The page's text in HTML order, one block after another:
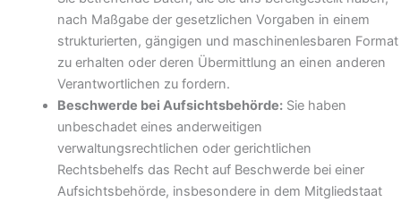
nach Maßgabe der gesetzlichen Vorgaben in einem
strukturierten, gängigen und maschinenlesbaren Format
zu erhalten oder deren Übermittlung an einen anderen
Verantwortlichen zu fordern.
Beschwerde bei Aufsichtsbehörde:Sie haben
unbeschadet eines anderweitigen
verwaltungsrechtlichen oder gerichtlichen
Rechtsbehelfs das Recht auf Beschwerde bei einer
Aufsichtsbehörde, insbesondere in dem Mitgliedstaat